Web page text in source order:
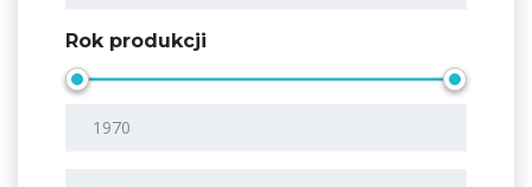
Rok produkcji